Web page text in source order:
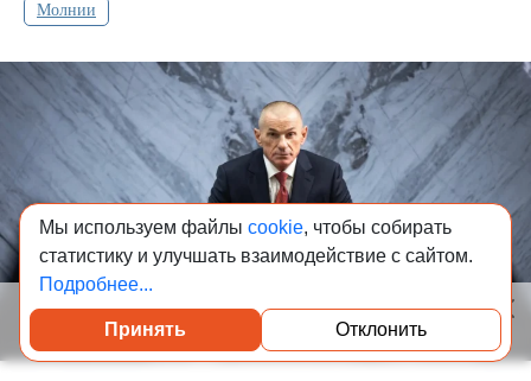
Молнии
Посмотреть каталог проверенных квартир
Мы используем файлы cookie, чтобы собирать
статистику и улучшать взаимодействие с сайтом.
Подробнее...
Принять Отклонить